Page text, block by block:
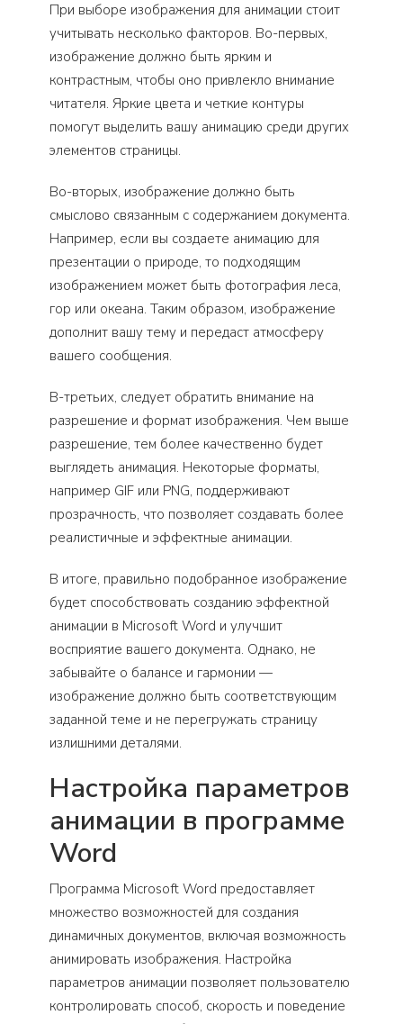
При выборе изображения для анимации стоит
учитывать несколько факторов. Во-первых,
изображение должно быть ярким и
контрастным, чтобы оно привлекло внимание
читателя. Яркие цвета и четкие контуры
помогут выделить вашу анимацию среди других
элементов страницы.
Во-вторых, изображение должно быть
смыслово связанным с содержанием документа.
Например, если вы создаете анимацию для
презентации о природе, то подходящим
изображением может быть фотография леса,
гор или океана. Таким образом, изображение
дополнит вашу тему и передаст атмосферу
вашего сообщения.
В-третьих, следует обратить внимание на
разрешение и формат изображения. Чем выше
разрешение, тем более качественно будет
выглядеть анимация. Некоторые форматы,
например GIF или PNG, поддерживают
прозрачность, что позволяет создавать более
реалистичные и эффектные анимации.
В итоге, правильно подобранное изображение
будет способствовать созданию эффектной
анимации в Microsoft Word и улучшит
восприятие вашего документа. Однако, не
забывайте о балансе и гармонии —
изображение должно быть соответствующим
заданной теме и не перегружать страницу
излишними деталями.
Настройка параметров
анимации в программе
Word
Программа Microsoft Word предоставляет
множество возможностей для создания
динамичных документов, включая возможность
анимировать изображения. Настройка
параметров анимации позволяет пользователю
контролировать способ, скорость и поведение